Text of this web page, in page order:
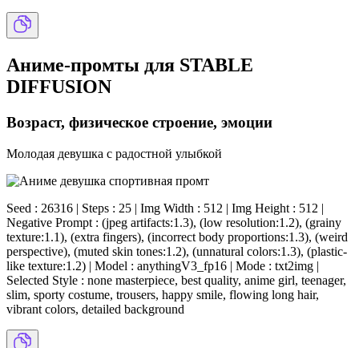
Аниме-промты для STABLE
DIFFUSION
Возраст, физическое строение, эмоции
Молодая девушка с радостной улыбкой
Seed : 26316 | Steps : 25 | Img Width : 512 | Img Height : 512 |
Negative Prompt : (jpeg artifacts:1.3), (low resolution:1.2), (grainy
texture:1.1), (extra fingers), (incorrect body proportions:1.3), (weird
perspective), (muted skin tones:1.2), (unnatural colors:1.3), (plastic-
like texture:1.2) | Model : anythingV3_fp16 | Mode : txt2img |
Selected Style : none masterpiece, best quality, anime girl, teenager,
slim, sporty costume, trousers, happy smile, flowing long hair,
vibrant colors, detailed background